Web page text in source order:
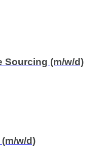
Sourcing (m/w/d)
w/d)